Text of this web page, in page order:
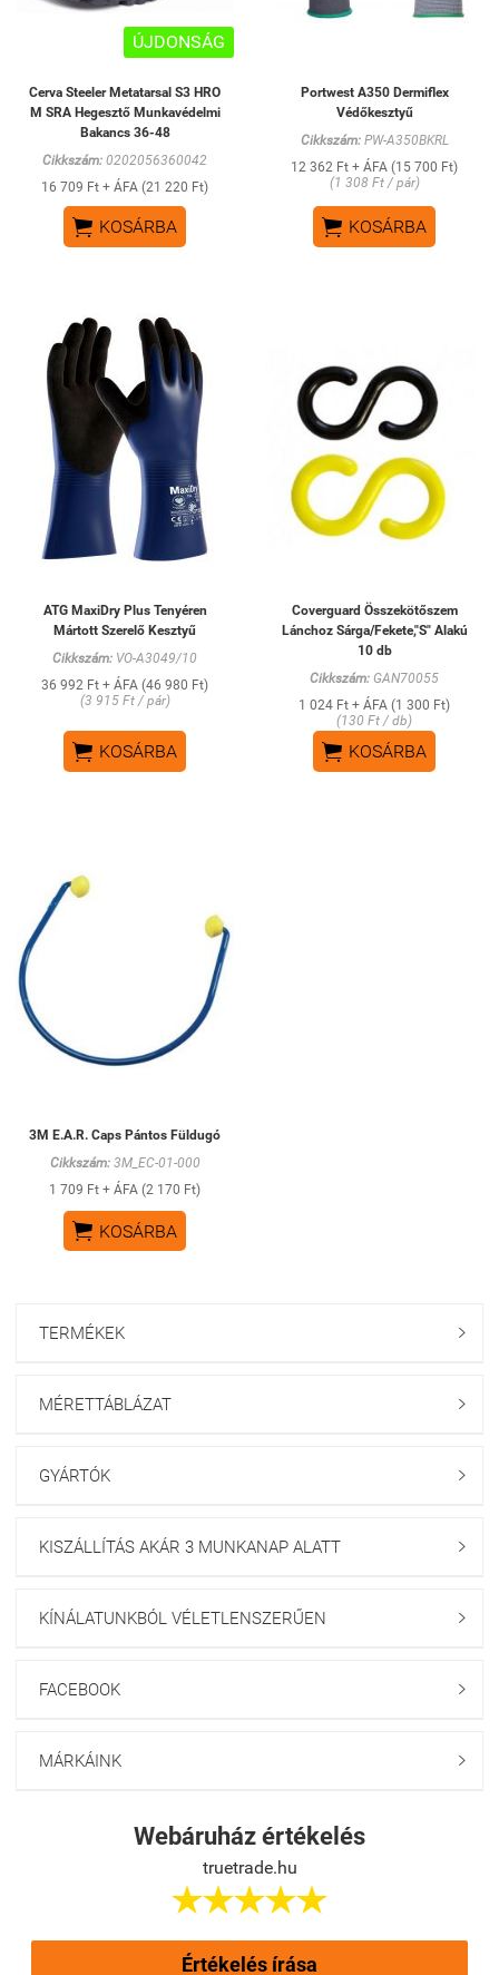
ÚJDONSÁG
Cerva Steeler Metatarsal S3 HRO
M SRA Hegesztő Munkavédelmi
Bakancs 36-48
Cikkszám: 0202056360042
16 709 Ft + ÁFA (21 220 Ft)
 KOSÁRBA
Portwest A350 Dermiflex
Védőkesztyű
Cikkszám:PW-A350BKRL
12 362 Ft + ÁFA (15 700 Ft)
(1 308 Ft / pár)
 KOSÁRBA
ATG MaxiDry Plus Tenyéren
Mártott Szerelő Kesztyű
Cikkszám: VO-A3049/10
36 992 Ft + ÁFA (46 980 Ft)
(3 915 Ft / pár)
 KOSÁRBA
Coverguard Összekötőszem
Lánchoz Sárga/Fekete,"S" Alakú
10 db
Cikkszám: GAN70055
1 024 Ft + ÁFA (1 300 Ft)
(130 Ft / db)
 KOSÁRBA
3M E.A.R. Caps Pántos Füldugó
Cikkszám:3M_EC-01-000
1 709 Ft + ÁFA (2 170 Ft)
 KOSÁRBA
TERMÉKEK 
MÉRETTÁBLÁZAT 
GYÁRTÓK 
KISZÁLLÍTÁS AKÁR 3 MUNKANAP ALATT 
KÍNÁLATUNKBÓL VÉLETLENSZERŰEN 
FACEBOOK 
MÁRKÁINK 
Webáruház értékelés
truetrade.hu

Értékelés írása